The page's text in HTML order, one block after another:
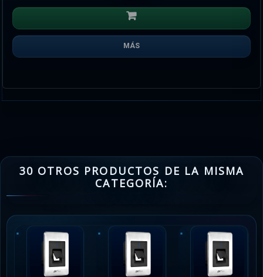
MÁS
30 OTROS PRODUCTOS DE LA MISMA
CATEGORÍA: